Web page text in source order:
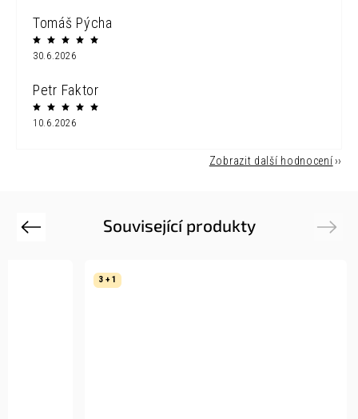
Tomáš Pýcha
30.6.2026
Petr Faktor
10.6.2026
Zobrazit další hodnocení
Související produkty
Previous
3 + 1
Next